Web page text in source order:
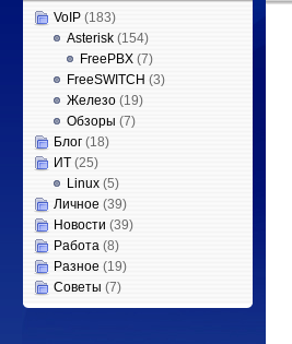
VoIP (183)
Asterisk (154)
FreePBX (7)
FreeSWITCH (3)
Железо (19)
Обзоры (7)
Блог (18)
ИТ (25)
Linux (5)
Личное (39)
Новости (39)
Работа (8)
Разное (19)
Советы (7)